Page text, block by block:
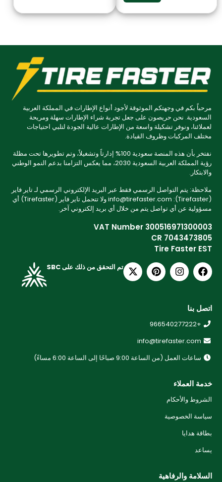
مرحباً بكم في وجهتكم الموثوقة لأجود أنواع الإطارات في المملكة العربية
السعودية. نحن حريصون على جعل تجربة شراء الإطارات سهلة ومريحة
لعملائنا، ونوفر تشكيلة واسعة من الإطارات عالية الجودة لتلبي احتياجات
مختلف المركبات وظروف القيادة.
نفتخر بأن هذه المنصة سعودية 100% إدارتاً وتشغيلاً، وتم تطويرها تحت مظلة
رؤية المملكة العربية السعودية 2030، مما يعكس التزامنا بدعم النمو الوطني
والابتكار.
ملاحظة: يتم التواصل الرسمي فقط عبر البريد الإلكتروني الرسمي لـ تاير فاير
(Tirefaster): info@tirefaster.com ولا تتحمل تاير فاير (Tirefaster) أي
مسؤولية عن أي تواصل يتم من خلال أي بريد إلكتروني آخر.
VAT Number 300516971300003
CR 7043473805
Tire Faster EST
تم التحقق من ذلك على SBC
اتصل بنا
+966540277222
info@tirefaster.com
ساعات العمل (من الساعة 9:00 صباحًا إلى الساعة 6:00 مساءً)
خدمة العملاء
الشروط والأحكام
سياسة الخصوصية
بطاقة هدايا
يساعد
السلامة والرفاهية